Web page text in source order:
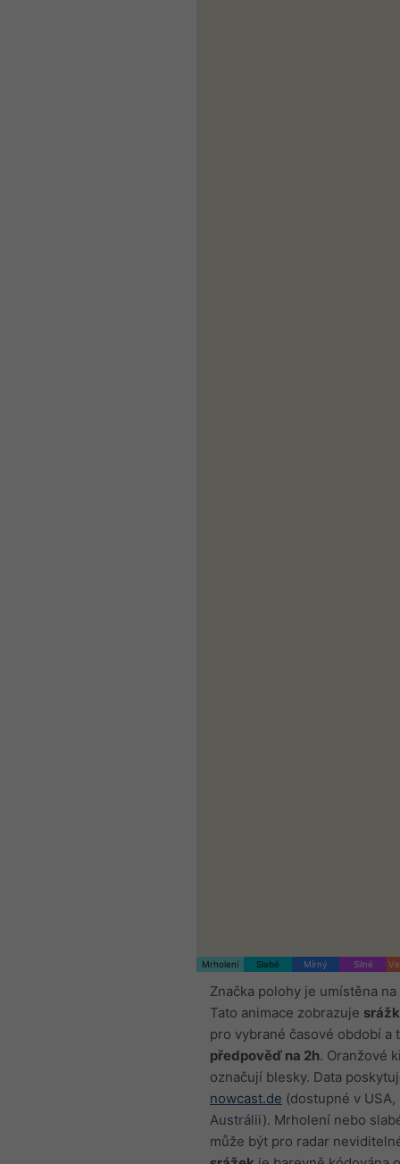
Mrholení Slabé Mírný Silné
Značka polohy je umístěna
Tato animace zobrazuje
pro vybrané časové období a
předpověď na 2h. Oranžové
označují blesky. Data
nowcast.de (dostupné v USA,
Austrálii). Mrholení nebo
může být pro radar